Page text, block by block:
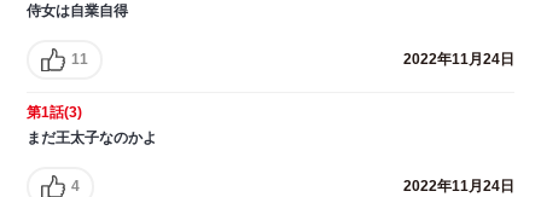
侍女は自業自得
11 2022年11月24日
第1話(3)
まだ王太子なのかよ
4 2022年11月24日